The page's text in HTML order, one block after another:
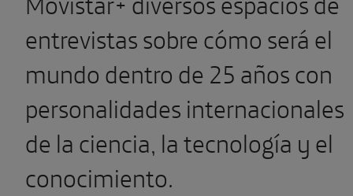
entrevistas sobre cómo será el
mundo dentro de 25 años con
personalidades internacionales
de la ciencia, la tecnología y el
conocimiento.